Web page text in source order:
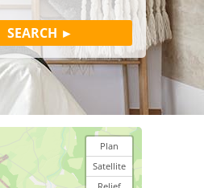
Plan
Satellite